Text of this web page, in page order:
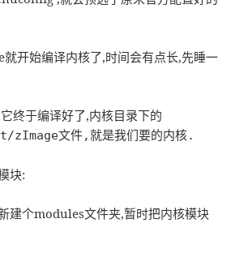
开始编译内核了,时间会有点长,先睡一
终于编译好了,内核目录下的
文件,就是我们要的内核.
块:
建个modules文件夹,暂时把内核模块